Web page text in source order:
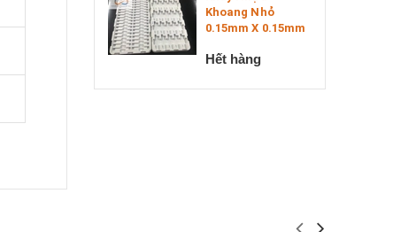
Khoang Nhỏ
0.15mm X 0.15mm
Hết hàng